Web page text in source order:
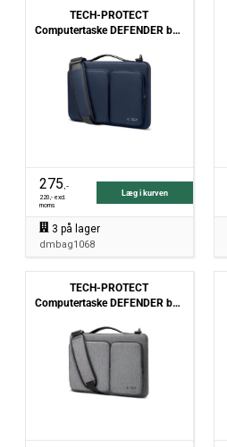
TECH-PROTECT
Computertaske DEFENDER bag
275,-
220,- excl.
moms
Læg i kurven
3 på lager
dmbag1068
TECH-PROTECT
Computertaske DEFENDER bag
grey